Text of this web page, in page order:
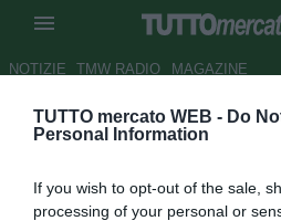
TUTTO mercato WEB - Do
Personal Information
If you wish to opt-out of the sale,
processing of your personal or
NOTIZIE TMW RADIO MAGAZINE
Fabrizio Failla:
decisioni"